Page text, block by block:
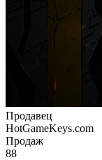
Продавец
HotGameKeys.com
Продаж
88